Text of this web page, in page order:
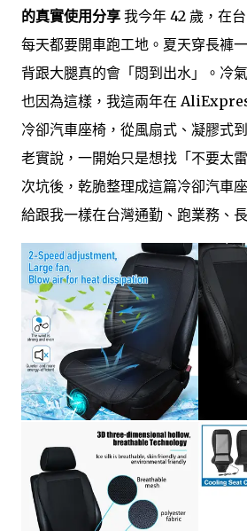
的真實使用分享 我今年 42 歲，在
每天都要開車跑工地。夏天穿長褲
背跟大腿真的會「悶到出水」。冷
也因為這樣，我這兩年在
冷卻汽車座椅，從風扇式、凝膠式
老實說，一開始只是想找「不要太
次坑後，乾脆整理成這篇冷卻汽車
給跟我一樣在台灣通勤、跑業務、